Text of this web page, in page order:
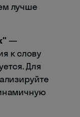
лучше
—
к слову
Для